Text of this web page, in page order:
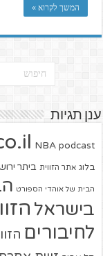
המשך לקרוא »
ענן תגיות
NBA podcast
בלוג אתר הזווית ביתר
הבית של אוהדי הספורט
בישראל
לחיבורים